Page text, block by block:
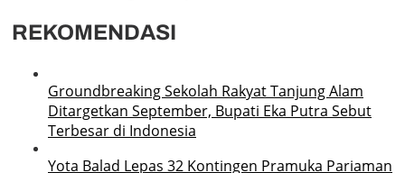
REKOMENDASI
Groundbreaking Sekolah Rakyat Tanjung Alam
Ditargetkan September, Bupati Eka Putra Sebut
Terbesar di Indonesia
Yota Balad Lepas 32 Kontingen Pramuka Pariaman